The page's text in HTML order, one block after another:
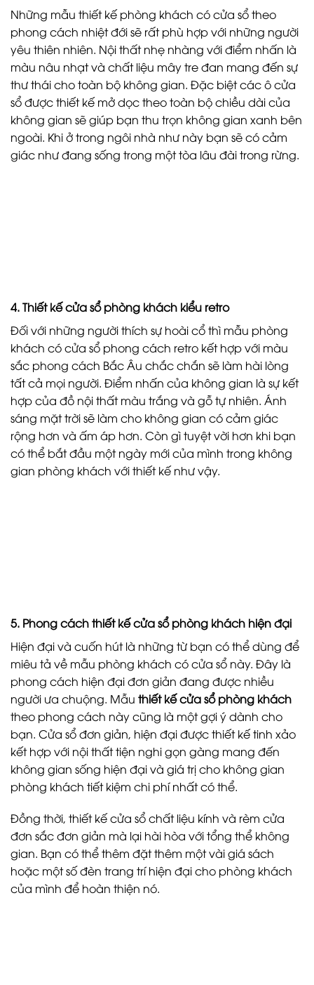
Những mẫu thiết kế phòng khách có cửa sổ theo
phong cách nhiệt đới sẽ rất phù hợp với những người
yêu thiên nhiên. Nội thất nhẹ nhàng với điểm nhấn là
màu nâu nhạt và chất liệu mây tre đan mang đến sự
thư thái cho toàn bộ không gian. Đặc biệt các ô cửa
sổ được thiết kế mở dọc theo toàn bộ chiều dài của
không gian sẽ giúp bạn thu trọn không gian xanh bên
ngoài. Khi ở trong ngôi nhà như này bạn sẽ có cảm
giác như đang sống trong một tòa lâu đài trong rừng.
4. Thiết kế cửa sổ phòng khách kiểu retro
Đối với những người thích sự hoài cổ thì mẫu phòng
khách có cửa sổ phong cách retro kết hợp với màu
sắc phong cách Bắc Âu chắc chắn sẽ làm hài lòng
tất cả mọi người. Điểm nhấn của không gian là sự kết
hợp của đồ nội thất màu trắng và gỗ tự nhiên. Ánh
sáng mặt trời sẽ làm cho không gian có cảm giác
rộng hơn và ấm áp hơn. Còn gì tuyệt vời hơn khi bạn
có thể bắt đầu một ngày mới của mình trong không
gian phòng khách với thiết kế như vậy.
5. Phong cách thiết kế cửa sổ phòng khách hiện đại
Hiện đại và cuốn hút là những từ bạn có thể dùng để
miêu tả về mẫu phòng khách có cửa sổ này. Đây là
phong cách hiện đại đơn giản đang được nhiều
người ưa chuộng. Mẫu thiết kế cửa sổ phòng khách
theo phong cách này cũng là một gợi ý dành cho
bạn. Cửa sổ đơn giản, hiện đại được thiết kế tinh xảo
kết hợp với nội thất tiện nghi gọn gàng mang đến
không gian sống hiện đại và giá trị cho không gian
phòng khách tiết kiệm chi phí nhất có thể.
Đồng thời, thiết kế cửa sổ chất liệu kính và rèm cửa
đơn sắc đơn giản mà lại hài hòa với tổng thể không
gian. Bạn có thể thêm đặt thêm một vài giá sách
hoặc một số đèn trang trí hiện đại cho phòng khách
của mình để hoàn thiện nó.